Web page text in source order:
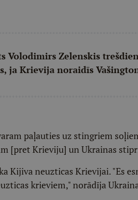
Volodimirs Zelenskis
ja Krievija noraidīs
paļauties uz stingriem
[pret Krieviju] un Ukrainas
Kijiva neuzticas Krievijai. "Es
krieviem," norādīja